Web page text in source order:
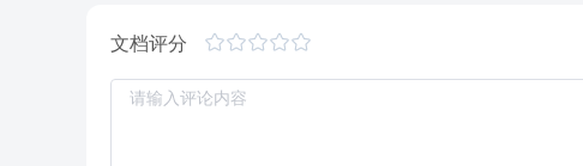
文档评分